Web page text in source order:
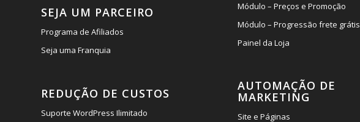
SEJA UM PARCEIRO
Programa de Afiliados
Seja uma Franquia
REDUÇÃO DE CUSTOS
Suporte WordPress Ilimitado
Módulo – Preços e Promoção
Módulo – Progressão frete grátis
Painel da Loja
AUTOMAÇÃO DE
MARKETING
Site e Páginas